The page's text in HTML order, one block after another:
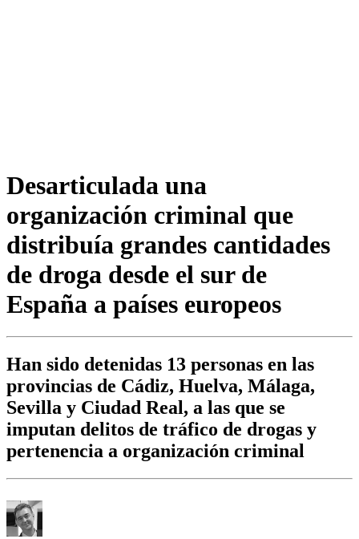
Desarticulada una
organización criminal que
distribuía grandes cantidades
de droga desde el sur de
España a países europeos
Han sido detenidas 13 personas en las
provincias de Cádiz, Huelva, Málaga,
Sevilla y Ciudad Real, a las que se
imputan delitos de tráfico de drogas y
pertenencia a organización criminal